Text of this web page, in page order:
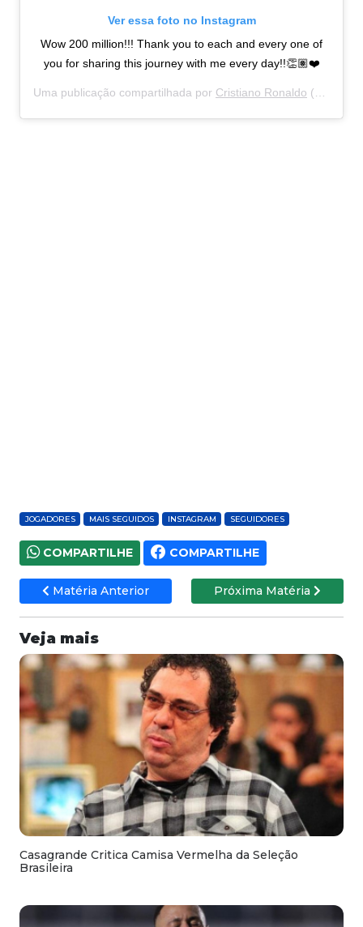
Ver essa foto no Instagram
Wow 200 million!!! Thank you to each and every one of
you for sharing this journey with me every day!!👏🏽❤️
Uma publicação compartilhada por Cristiano Ronaldo (@cristiano) em
JOGADORES MAIS SEGUIDOS INSTAGRAM SEGUIDORES
COMPARTILHE COMPARTILHE
Matéria Anterior Próxima Matéria
Veja mais
Casagrande Critica Camisa Vermelha da Seleção
Brasileira